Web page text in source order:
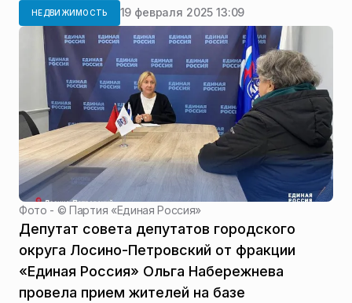
НЕДВИЖИМОСТЬ 19 февраля 2025 13:09
Фото - ©Партия «Единая Россия»
Депутат совета депутатов городского
округа Лосино-Петровский от фракции
«Единая Россия» Ольга Набережнева
провела прием жителей на базе